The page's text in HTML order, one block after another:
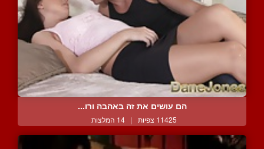
הם עושים את זה באהבה ורו...
11425 צפיות | 14 המלצות